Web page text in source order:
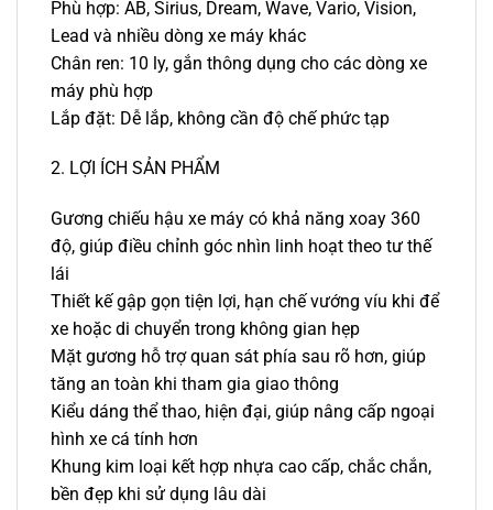
Phù hợp: AB, Sirius, Dream, Wave, Vario, Vision,
Lead và nhiều dòng xe máy khác
Chân ren: 10 ly, gắn thông dụng cho các dòng xe
máy phù hợp
Lắp đặt: Dễ lắp, không cần độ chế phức tạp
2. LỢI ÍCH SẢN PHẨM
Gương chiếu hậu xe máy có khả năng xoay 360
độ, giúp điều chỉnh góc nhìn linh hoạt theo tư thế
lái
Thiết kế gập gọn tiện lợi, hạn chế vướng víu khi để
xe hoặc di chuyển trong không gian hẹp
Mặt gương hỗ trợ quan sát phía sau rõ hơn, giúp
tăng an toàn khi tham gia giao thông
Kiểu dáng thể thao, hiện đại, giúp nâng cấp ngoại
hình xe cá tính hơn
Khung kim loại kết hợp nhựa cao cấp, chắc chắn,
bền đẹp khi sử dụng lâu dài